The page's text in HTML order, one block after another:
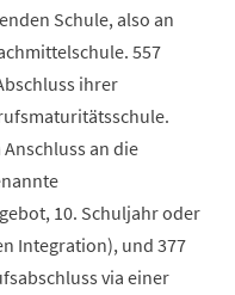
Schule, also an
557
ihrer
an die
10. Schuljahr oder
Integration), und 377
via einer